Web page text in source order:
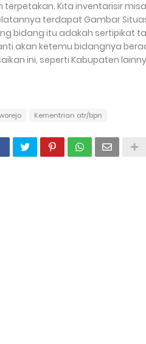
Kita inventarisir
terdapat Gambar
bidang itu adakah sertipikat
akan ketemu bidangnya
ini, seperti Kabupaten
Kementrian atr/bpn